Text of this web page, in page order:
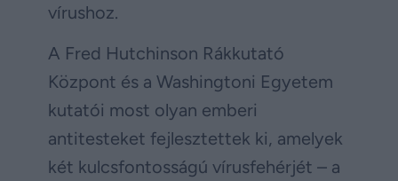
vírushoz.
A Fred Hutchinson Rákkutató
Központ és a Washingtoni Egyetem
kutatói most olyan emberi
antitesteket fejlesztettek ki, amelyek
két kulcsfontosságú vírusfehérjét – a